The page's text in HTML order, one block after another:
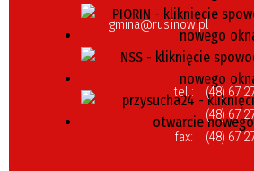
gmina@rusinow.pl
tel.:
(48) 67
(48) 67
fax:
(48) 67